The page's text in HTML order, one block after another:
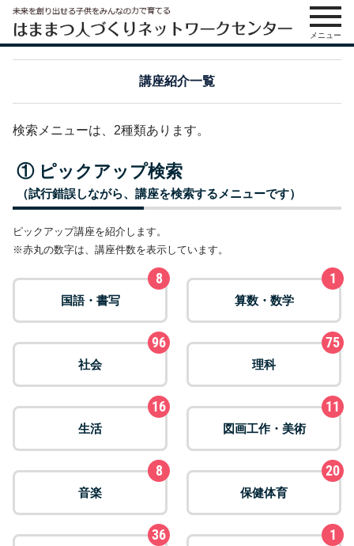
メニュー
講座紹介一覧
検索メニューは、2種類あります。
① ピックアップ検索
（試行錯誤しながら、講座を検索するメニューです）
ピックアップ講座を紹介します。
※赤丸の数字は、講座件数を表示しています。
国語・書写
8
算数・数学
1
社会
96
理科
75
生活
16
図画工作・美術
11
音楽
8
保健体育
20
36 1